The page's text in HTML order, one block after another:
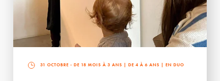
31 OCTOBRE - DE 18 MOIS À 3 ANS | DE 4 À 6 ANS | EN DUO